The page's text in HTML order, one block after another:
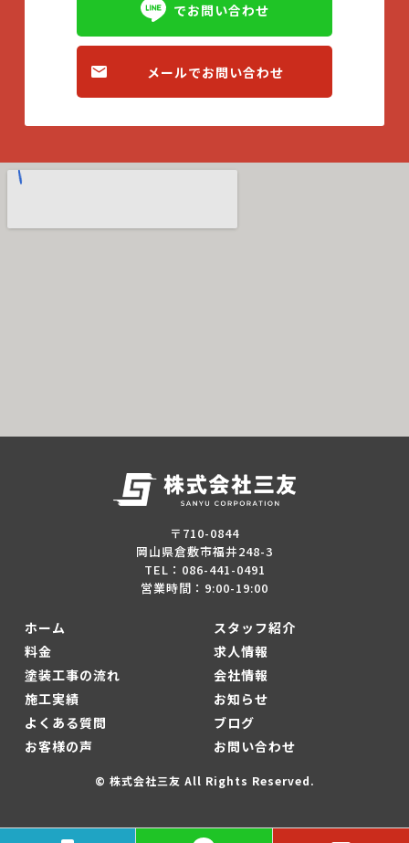
でお問い合わせ
メールでお問い合わせ
〒710-0844
岡山県倉敷市福井248-3
TEL：086-441-0491
営業時間：9:00-19:00
ホーム
料金
塗装工事の流れ
施工実績
よくある質問
お客様の声
スタッフ紹介
求人情報
会社情報
お知らせ
ブログ
お問い合わせ
© 株式会社三友 All Rights Reserved.